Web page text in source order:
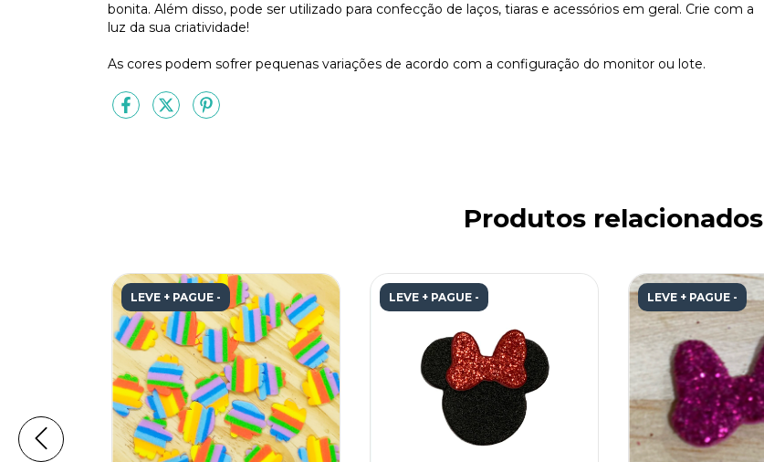
bonita. Além disso, pode ser utilizado para confecção de laços, tiaras e acessórios em geral. Crie com a
luz da sua criatividade!
As cores podem sofrer pequenas variações de acordo com a configuração do monitor ou lote.
Produtos relacionados
LEVE + PAGUE - LEVE + PAGUE - LEVE + PAGUE -